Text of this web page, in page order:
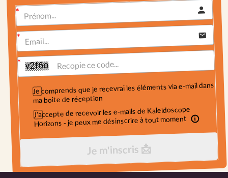
Je comprends que je recevrai les éléments via e-mail dans
ma boite de réception
J'accepte de recevoir les e-mails de Kaleidoscope
Horizons - je peux me désinscrire à tout moment
Je m'inscris 📩